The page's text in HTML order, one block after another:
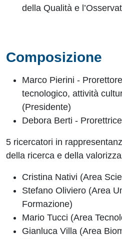
della Qualità e
Composizione
Marco Pierini -
tecnologico, attività
(Presidente)
Debora Berti -
5 ricercatori in
della ricerca e della
Cristina Nativi (Area
Stefano Oliviero (Area
Formazione)
Mario Tucci (Area
Gianluca Villa (Area